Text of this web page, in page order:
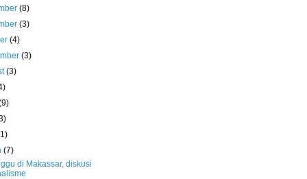
(8)
(3)
(4)
(3)
(3)
(7)
di Makassar, diskusi